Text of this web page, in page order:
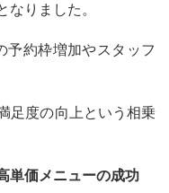
なりました。
予約枠増加やスタッフ
足度の向上という相乗
単価メニューの成功